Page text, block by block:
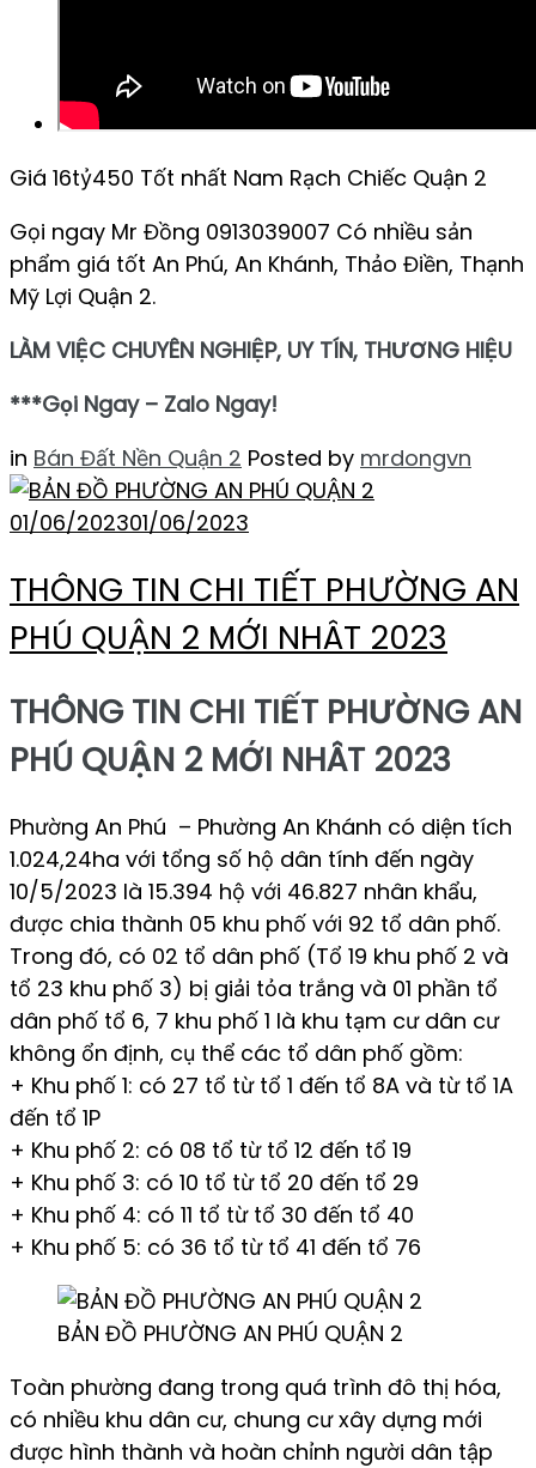
Giá 16tỷ450 Tốt nhất Nam Rạch Chiếc Quận 2
Gọi ngay Mr Đồng 0913039007 Có nhiều sản
phẩm giá tốt An Phú, An Khánh, Thảo Điền, Thạnh
Mỹ Lợi Quận 2.
LÀM VIỆC CHUYÊN NGHIỆP, UY TÍN, THƯƠNG HIỆU
***Gọi Ngay – Zalo Ngay!
in Bán Đất Nền Quận 2 Posted by mrdongvn
01/06/202301/06/2023
THÔNG TIN CHI TIẾT PHƯỜNG AN
PHÚ QUẬN 2 MỚI NHÂT 2023
THÔNG TIN CHI TIẾT PHƯỜNG AN
PHÚ QUẬN 2 MỚI NHÂT 2023
Phường An Phú – Phường An Khánh có diện tích
1.024,24ha với tổng số hộ dân tính đến ngày
10/5/2023 là 15.394 hộ với 46.827 nhân khẩu,
được chia thành 05 khu phố với 92 tổ dân phố.
Trong đó, có 02 tổ dân phố (Tổ 19 khu phố 2 và
tổ 23 khu phố 3) bị giải tỏa trắng và 01 phần tổ
dân phố tổ 6, 7 khu phố 1 là khu tạm cư dân cư
không ổn định, cụ thể các tổ dân phố gồm:
+ Khu phố 1: có 27 tổ từ tổ 1 đến tổ 8A và từ tổ 1A
đến tổ 1P
+ Khu phố 2: có 08 tổ từ tổ 12 đến tổ 19
+ Khu phố 3: có 10 tổ từ tổ 20 đến tổ 29
+ Khu phố 4: có 11 tổ từ tổ 30 đến tổ 40
+ Khu phố 5: có 36 tổ từ tổ 41 đến tổ 76
BẢN ĐỒ PHƯỜNG AN PHÚ QUẬN 2
Toàn phường đang trong quá trình đô thị hóa,
có nhiều khu dân cư, chung cư xây dựng mới
được hình thành và hoàn chỉnh người dân tập